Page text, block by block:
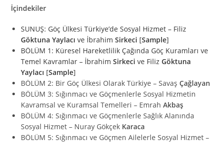
İçindekiler
SUNUŞ: Göç Ülkesi Türkiye’de Sosyal Hizmet – Filiz
Göktuna Yaylacı ve İbrahimSirkeci [Sample]
BÖLÜM 1: Küresel Hareketlilik Çağında Göç Kuramları ve
Temel Kavramlar – İbrahimSirkeci ve FilizGöktuna
Yaylacı [Sample]
BÖLÜM 2: Bir Göç Ülkesi Olarak Türkiye – SavaşÇağlayan
BÖLÜM 3: Sığınmacı ve Göçmenlerle Sosyal Hizmetin
Kavramsal ve Kuramsal Temelleri – EmrahAkbaş
BÖLÜM 4: Sığınmacı ve Göçmenlerle Sağlık Alanında
Sosyal Hizmet – Nuray Gökçek Karaca
BÖLÜM 5: Sığınmacı ve Göçmen Ailelerle Sosyal Hizmet –